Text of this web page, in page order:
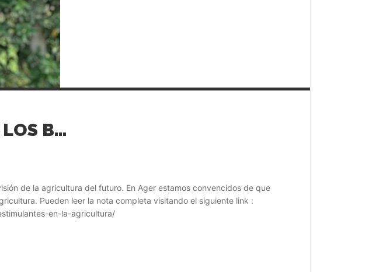
AGER APUNTA A LA INNOVACIÓN DE LOS BIOESTIMULANTES EN LA AGRICULTURA
de la agricultura del futuro. En Ager estamos convencidos de que
Pueden leer la nota completa visitando el siguiente link :
en-la-agricultura/